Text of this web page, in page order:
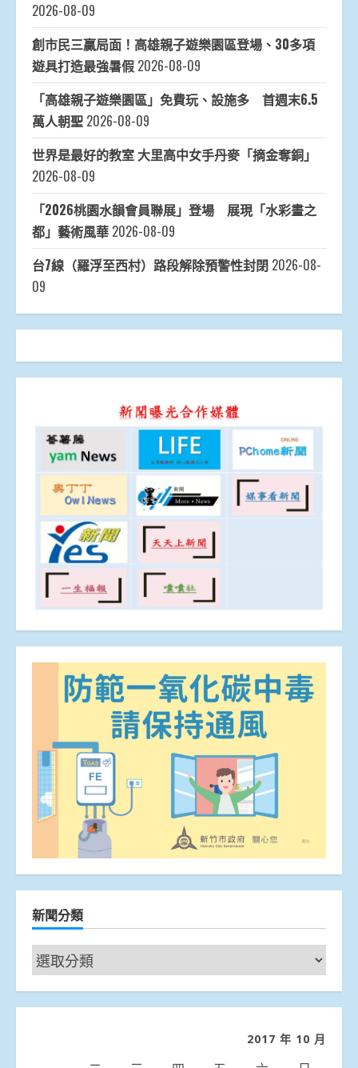
2026-08-09
創市民三贏局面！高雄親子遊樂園區登場、30多項
遊具打造最強暑假 2026-08-09
「高雄親子遊樂園區」免費玩、設施多 首週末6.5
萬人朝聖 2026-08-09
世界是最好的教室 大里高中女手丹麥「摘金奪銅」
2026-08-09
「2026桃園水韻會員聯展」登場 展現「水彩畫之
都」藝術風華 2026-08-09
台7線（羅浮至西村）路段解除預警性封閉 2026-08-
09
新聞分類
新
聞
分
2017 年 10 月